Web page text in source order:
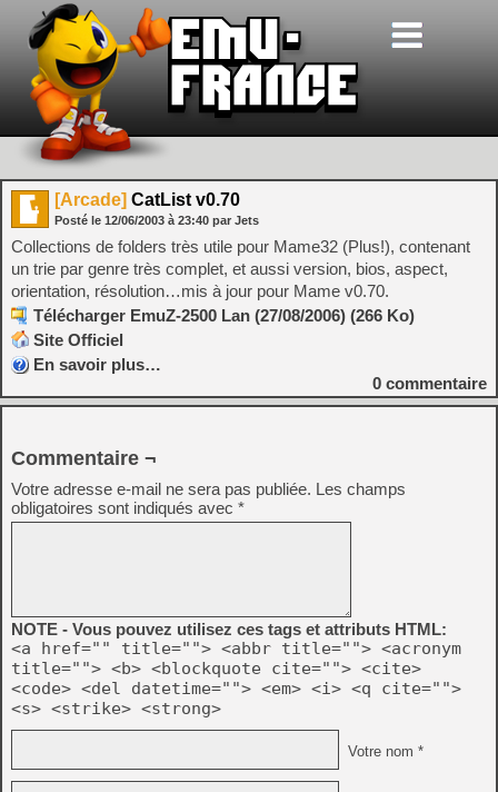
[Arcade] CatList v0.70
Posté le 12/06/2003 à 23:40 par Jets
Collections de folders très utile pour Mame32 (Plus!), contenant
un trie par genre très complet, et aussi version, bios, aspect,
orientation, résolution…mis à jour pour Mame v0.70.
Télécharger EmuZ-2500 Lan (27/08/2006) (266 Ko)
Site Officiel
En savoir plus…
0 commentaire
Commentaire ¬
Votre adresse e-mail ne sera pas publiée. Les champs
obligatoires sont indiqués avec *
NOTE - Vous pouvez utilisez ces tags et attributs HTML:
<a href="" title=""> <abbr title=""> <acronym
title=""> <b> <blockquote cite=""> <cite>
<code> <del datetime=""> <em> <i> <q cite="">
<s> <strike> <strong>
Votre nom *